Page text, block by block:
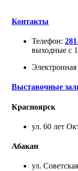
Контакты
Телефон:
выходные с
Электронная
Выставочные
Красноярск
ул. 60 лет
Абакан
ул.